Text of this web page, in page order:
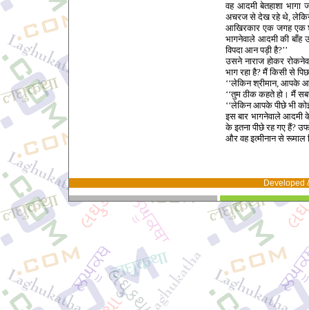
वह आदमी बेतहाशा भागा
अचरज से देख रहे थे,
आखिरकार एक जगह एक
भागनेवाले आदमी की बाँह
विपदा आन पड़ी है?’’
उसने नाराज होकर
भाग रहा है? मैं किसी से
‘‘लेकिन श्रीमान, आपके
‘‘तुम ठीक कहते हो। मैं
‘‘लेकिन आपके पीछे भी
इस बार भागनेवाले आदमी
के इतना पीछे रह गए हैं?
और वह इत्मीनान से रूमाल
Developed